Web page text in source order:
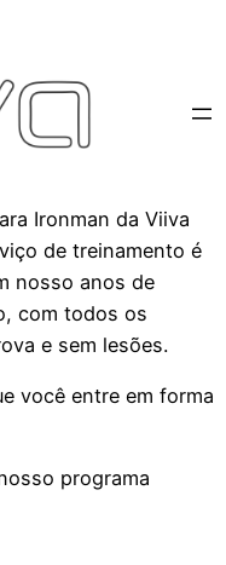
Ironman da Viiva
de treinamento é
nosso anos de
com todos os
e sem lesões.
você entre em forma
programa